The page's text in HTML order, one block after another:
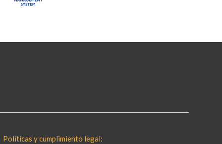
Políticas y cumplimiento legal: